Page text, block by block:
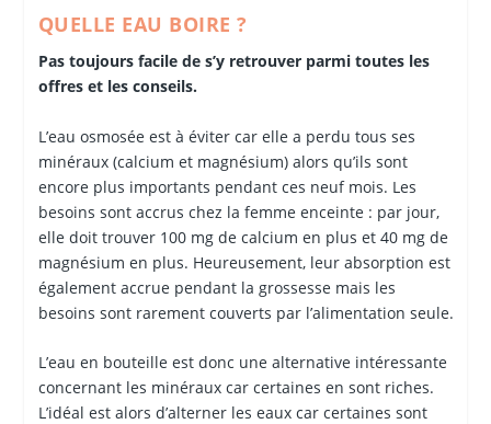
QUELLE EAU BOIRE ?
Pas toujours facile de s’y retrouver parmi toutes les
offres et les conseils.
L’eau osmosée est à éviter car elle a perdu tous ses
minéraux (calcium et magnésium) alors qu’ils sont
encore plus importants pendant ces neuf mois. Les
besoins sont accrus chez la femme enceinte : par jour,
elle doit trouver 100 mg de calcium en plus et 40 mg de
magnésium en plus. Heureusement, leur absorption est
également accrue pendant la grossesse mais les
besoins sont rarement couverts par l’alimentation seule.
L’eau en bouteille est donc une alternative intéressante
concernant les minéraux car certaines en sont riches.
L’idéal est alors d’alterner les eaux car certaines sont